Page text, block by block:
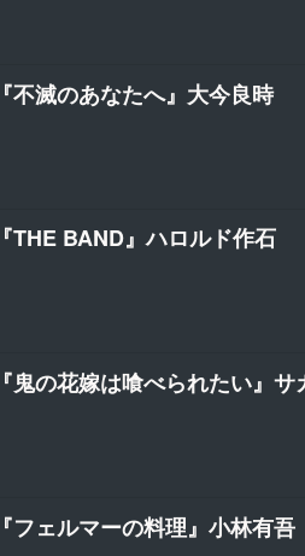
『不滅のあなたへ』大今良時
『THE BAND』ハロルド作石
『鬼の花嫁は喰べられたい』
『フェルマーの料理』小林有吾